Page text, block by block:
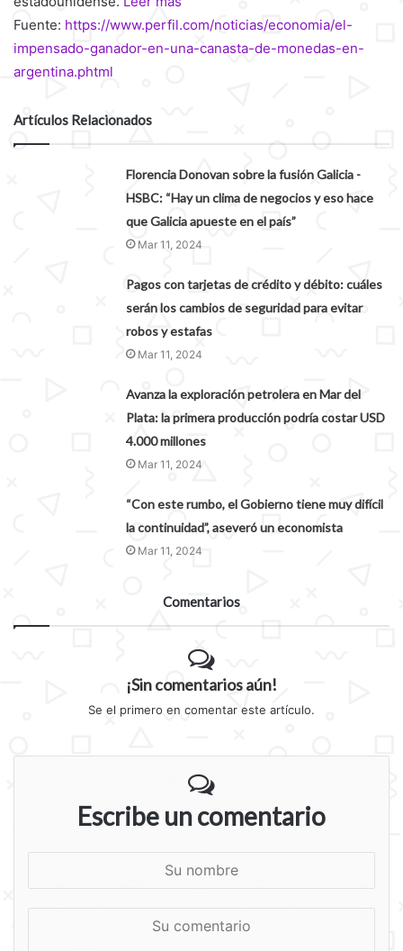
Fuente: https://www.perfil.com/noticias/economia/el-
impensado-ganador-en-una-canasta-de-monedas-en-
argentina.phtml
Artículos Relacionados
Florencia Donovan sobre la fusión Galicia -
HSBC: “Hay un clima de negocios y eso hace
que Galicia apueste en el país”
Mar 11, 2024
Pagos con tarjetas de crédito y débito: cuáles
serán los cambios de seguridad para evitar
robos y estafas
Mar 11, 2024
Avanza la exploración petrolera en Mar del
Plata: la primera producción podría costar USD
4.000 millones
Mar 11, 2024
“Con este rumbo, el Gobierno tiene muy difícil
la continuidad”, aseveró un economista
Mar 11, 2024
Comentarios
¡Sin comentarios aún!
Se el primero en comentar este artículo.
Escribe un comentario